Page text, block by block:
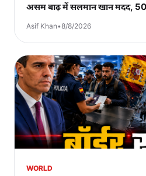
असम बाढ़ में सलमान खान मदद,
Asif Khan•8/8/2026
WORLD